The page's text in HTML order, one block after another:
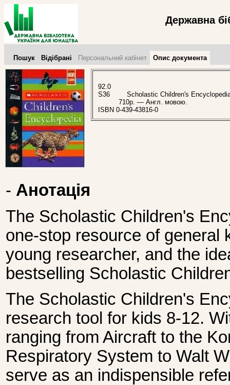
Державна
Пошук Відібрані Персональний кабінет Опис документа
92.0
S36
Scholastic Children's
710p. — Англ. мовою.
ISBN 0-439-43816-0
- Анотація
The Scholastic Children's
one-stop resource of general
young researcher, and the
bestselling Scholastic
The Scholastic Children's
research tool for kids 8-12.
ranging from Aircraft to the
Respiratory System to Walt
serve as an indispensible